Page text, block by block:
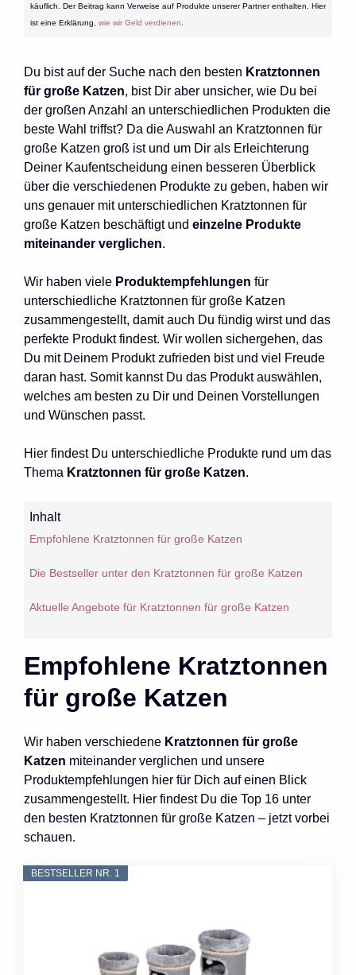
käuflich. Der Beitrag kann Verweise auf Produkte unserer Partner enthalten. Hier
ist eine Erklärung, wie wir Geld verdienen
Du bist auf der Suche nach den besten Kratztonnen
für große Katzen, bist Dir aber unsicher, wie Du bei
der großen Anzahl an unterschiedlichen Produkten die
beste Wahl triffst? Da die Auswahl an Kratztonnen für
große Katzen groß ist und um Dir als Erleichterung
Deiner Kaufentscheidung einen besseren Überblick
über die verschiedenen Produkte zu geben, haben wir
uns genauer mit unterschiedlichen Kratztonnen für
große Katzen beschäftigt und einzelne Produkte
miteinander verglichen.
Wir haben viele Produktempfehlungen für
unterschiedliche Kratztonnen für große Katzen
zusammengestellt, damit auch Du fündig wirst und das
perfekte Produkt findest. Wir wollen sichergehen, das
Du mit Deinem Produkt zufrieden bist und viel Freude
daran hast. Somit kannst Du das Produkt auswählen,
welches am besten zu Dir und Deinen Vorstellungen
und Wünschen passt.
Hier findest Du unterschiedliche Produkte rund um das
Thema Kratztonnen für große Katzen.
Inhalt
Empfohlene Kratztonnen für große Katzen
Die Bestseller unter den Kratztonnen für große Katzen
Aktuelle Angebote für Kratztonnen für große Katzen
Empfohlene Kratztonnen
für große Katzen
Wir haben verschiedene Kratztonnen für große
Katzen miteinander verglichen und unsere
Produktempfehlungen hier für Dich auf einen Blick
zusammengestellt. Hier findest Du die Top 16 unter
den besten Kratztonnen für große Katzen – jetzt vorbei
schauen.
BESTSELLER NR. 1